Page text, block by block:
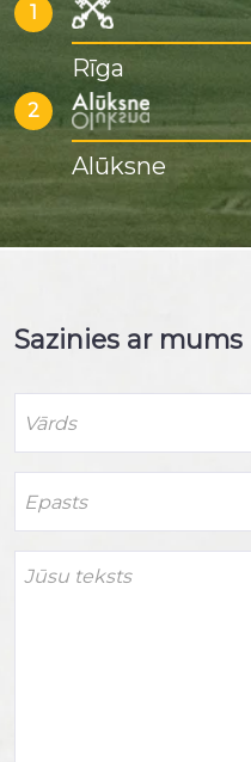
1
Rīga
2
Alūksne
Sazinies ar mums